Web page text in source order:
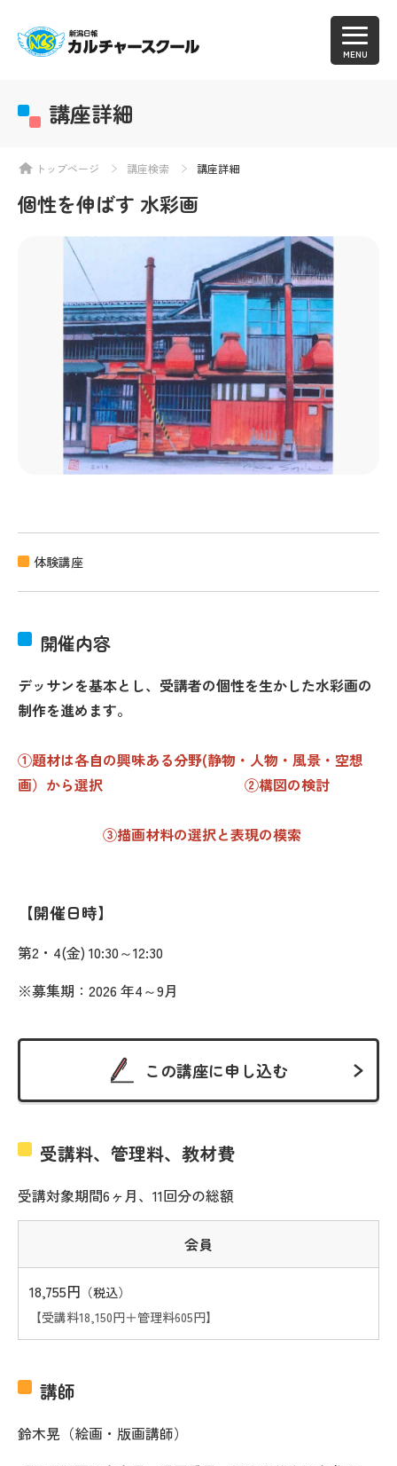
MENU
講座詳細
トップページ 講座検索 講座詳細
個性を伸ばす 水彩画
体験講座
開催内容
デッサンを基本とし、受講者の個性を生かした水彩画の
制作を進めます。
①題材は各自の興味ある分野(静物・人物・風景・空想
画）から選択 ②構図の検討
③描画材料の選択と表現の模索
開催日時
第2・4(金) 10:30～12:30
※募集期：2026 年4～9月
この講座に申し込む
受講料、管理料、教材費
受講対象期間6ヶ月、11回分の総額
会員
18,755円 （税込）
【受講料18,150円＋管理料605円】
講師
鈴木晃（絵画・版画講師）